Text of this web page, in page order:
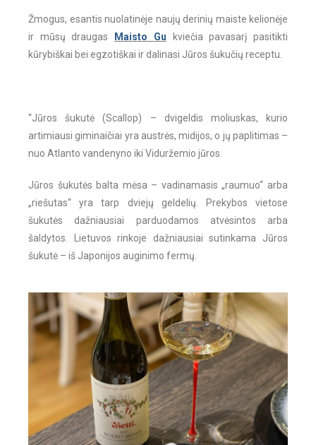
Žmogus, esantis nuolatinėje naujų derinių maiste kelionėje
ir mūsų draugas
Maisto Gu kviečia pavasarį pasitikti
kūrybiškai bei egzotiškai ir dalinasi Jūros šukučių receptu.
“Jūros šukutė (Scallop) – dvigeldis moliuskas, kurio
artimiausi giminaičiai yra austrės, midijos, o jų paplitimas –
nuo Atlanto vandenyno iki Viduržemio jūros.
Jūros šukutės balta mėsa – vadinamasis „raumuo“ arba
„riešutas“ yra tarp dviejų geldelių. Prekybos vietose
šukutės dažniausiai parduodamos atvėsintos arba
šaldytos. Lietuvos rinkoje dažniausiai sutinkama Jūros
šukutė – iš Japonijos auginimo fermų.